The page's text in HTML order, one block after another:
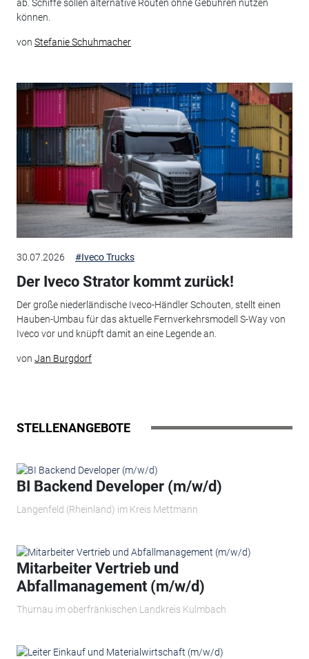
ab. Schiffe sollen alternative Routen ohne Gebühren nutzen
können.
von Stefanie Schuhmacher
30.07.2026 #Iveco Trucks
Der Iveco Strator kommt zurück!
Der große niederländische Iveco-Händler Schouten, stellt einen
Hauben-Umbau für das aktuelle Fernverkehrsmodell S-Way von
Iveco vor und knüpft damit an eine Legende an.
von Jan Burgdorf
STELLENANGEBOTE
BI Backend Developer (m/w/d)
Langenfeld (Rheinland) im Kreis Mettmann
Mitarbeiter Vertrieb und
Abfallmanagement (m/w/d)
Thurnau im oberfränkischen Landkreis Kulmbach